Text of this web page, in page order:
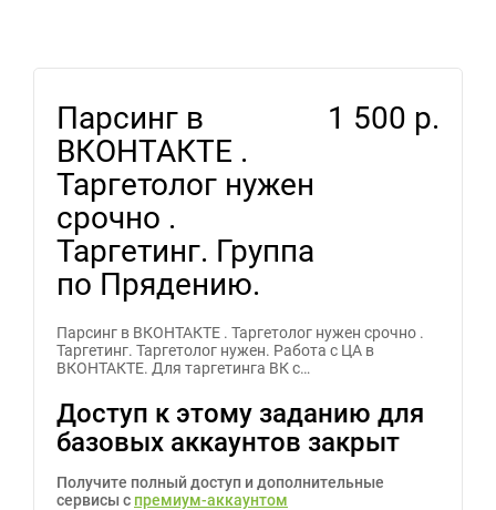
Парсинг в
ВКОНТАКТЕ .
Таргетолог нужен
срочно .
Таргетинг. Группа
по Прядению.
1 500 р.
Парсинг в ВКОНТАКТЕ . Таргетолог нужен срочно .
Таргетинг. Таргетолог нужен. Работа с ЦА в
ВКОНТАКТЕ. Для таргетинга ВК с…
Доступ к этому заданию для
базовых аккаунтов закрыт
Получите полный доступ и дополнительные
сервисы с премиум-аккаунтом